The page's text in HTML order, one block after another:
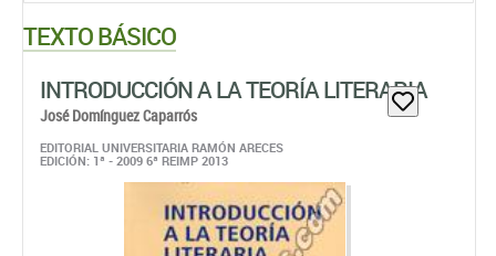
TEXTO BÁSICO
INTRODUCCIÓN A LA TEORÍA LITERARIA
José Domínguez Caparrós
EDITORIAL UNIVERSITARIA RAMÓN ARECES
EDICIÓN: 1ª - 2009 6ª REIMP 2013